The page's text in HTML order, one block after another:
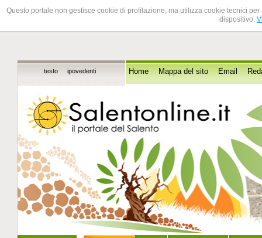
Questo portale non gestisce cookie di profilazione, ma utilizza cookie tecnici
dispositivo.
testo ipovedenti Home Mappa del sito Email